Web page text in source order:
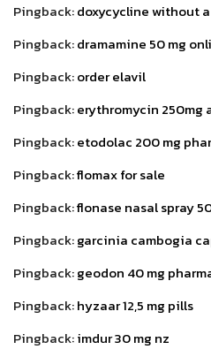
Pingback:doxycycline without
Pingback:dramamine 50 mg
Pingback:order elavil
Pingback:erythromycin 250mg
Pingback:etodolac 200 mg
Pingback:flomax for sale
Pingback:flonase nasal spray
Pingback:garcinia cambogia
Pingback:geodon 40 mg
Pingback:hyzaar 12,5 mg pills
Pingback:imdur 30 mg nz